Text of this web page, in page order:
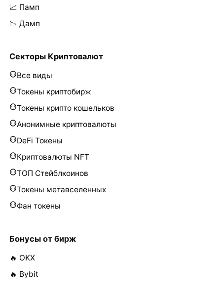
📈 Памп
📉 Дамп
Секторы Криптовалют
Все виды
Токены криптобирж
Токены крипто кошельков
Анонимные криптовалюты
DeFi Токены
Криптовалюты NFT
ТОП Стейблкоинов
Токены метавселенных
Фан токены
Бонусы от бирж
🔥 OKX
🔥 Bybit